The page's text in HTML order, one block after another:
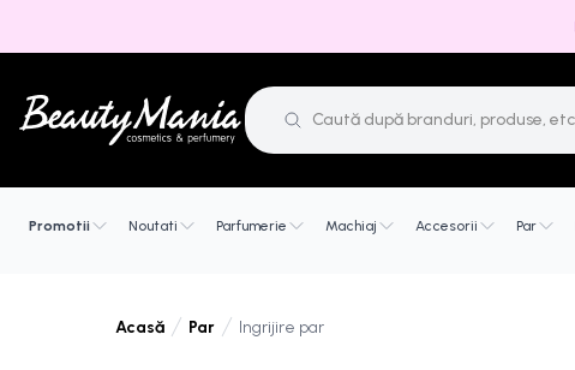
Promotii Noutati Parfumerie Machiaj Accesorii Par
Acasă Par Ingrijire par